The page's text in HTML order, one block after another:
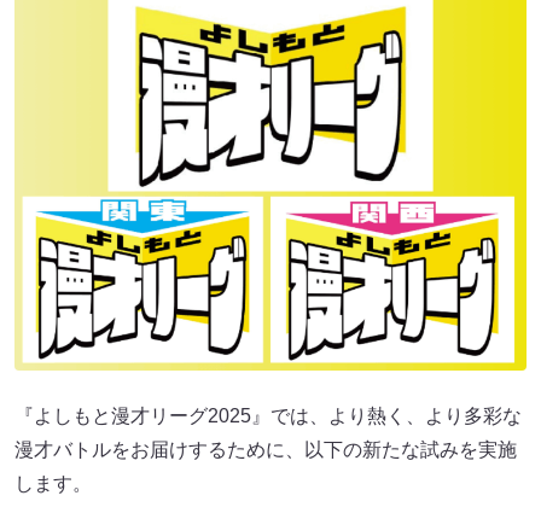
『よしもと漫才リーグ2025』では、より熱く、より多彩な
漫才バトルをお届けするために、以下の新たな試みを実施
します。